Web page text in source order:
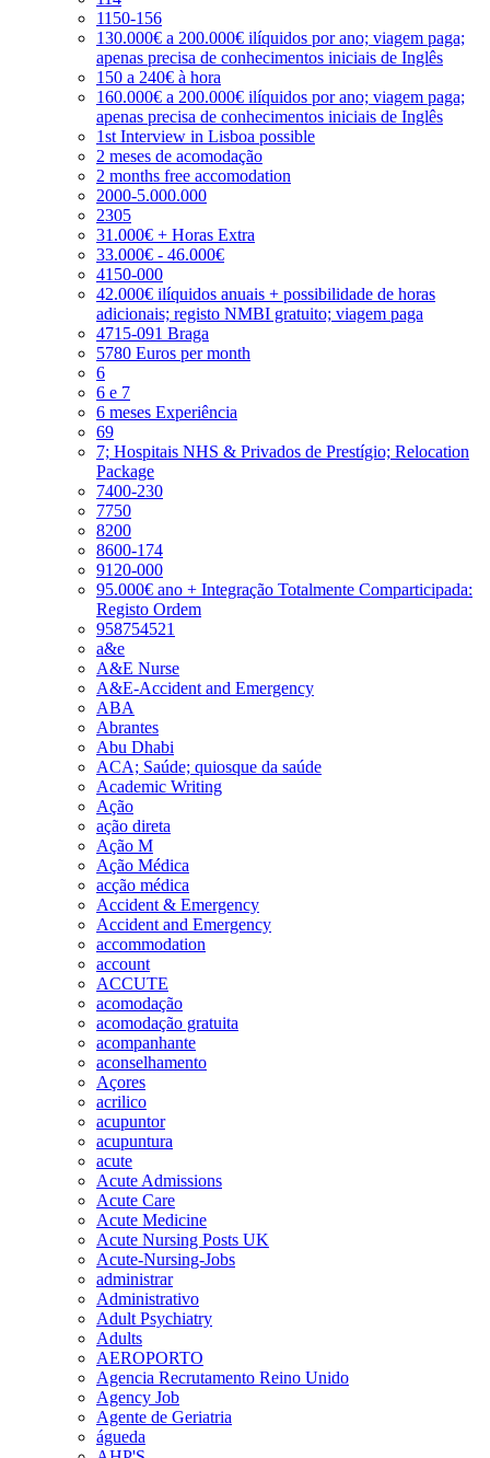
1150-156
130.000€ a 200.000€ ilíquidos por ano; viagem paga;
apenas precisa de conhecimentos iniciais de Inglês
150 a 240€ à hora
160.000€ a 200.000€ ilíquidos por ano; viagem paga;
apenas precisa de conhecimentos iniciais de Inglês
1st Interview in Lisboa possible
2 meses de acomodação
2 months free accomodation
2000-5.000.000
2305
31.000€ + Horas Extra
33.000€ - 46.000€
4150-000
42.000€ ilíquidos anuais + possibilidade de horas
adicionais; registo NMBI gratuito; viagem paga
4715-091 Braga
5780 Euros per month
6
6 e 7
6 meses Experiência
69
7; Hospitais NHS & Privados de Prestígio; Relocation
Package
7400-230
7750
8200
8600-174
9120-000
95.000€ ano + Integração Totalmente Comparticipada:
Registo Ordem
958754521
a&e
A&E Nurse
A&E-Accident and Emergency
ABA
Abrantes
Abu Dhabi
ACA; Saúde; quiosque da saúde
Academic Writing
Ação
ação direta
Ação M
Ação Médica
acção médica
Accident & Emergency
Accident and Emergency
accommodation
account
ACCUTE
acomodação
acomodação gratuita
acompanhante
aconselhamento
Açores
acrilico
acupuntor
acupuntura
acute
Acute Admissions
Acute Care
Acute Medicine
Acute Nursing Posts UK
Acute-Nursing-Jobs
administrar
Administrativo
Adult Psychiatry
Adults
AEROPORTO
Agencia Recrutamento Reino Unido
Agency Job
Agente de Geriatria
águeda